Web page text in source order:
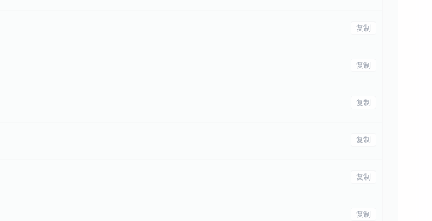
复制
复制
复制
复制
复制
复制